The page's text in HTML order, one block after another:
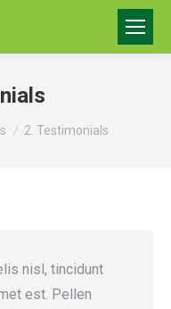
2. Testimonials
nisl, tincidunt
est. Pellen